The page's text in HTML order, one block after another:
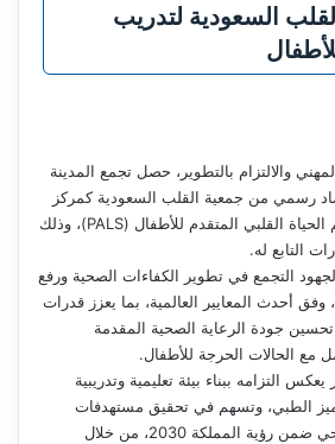
السعودية لتدريب
والالتزام بالتطوير، حصل تجمع المدينة
رسمي من جمعية القلب السعودية كمركز
معتمد لتدريب برنامج دعم الحياة القلبي المتقدم للأطفال (PALS)، وذلك
التابع له.
لجهود التجمع في تطوير الكفاءات الصحية ورفع
أحدث المعايير العالمية، بما يعزز قدرات
جودة الرعاية الصحية المقدمة
مع الحالات الحرجة للأطفال.
التزامه ببناء بيئة تعليمية وتدريبية
الطبي، وتسهم في تحقيق مستهدفات
برنامج تحول القطاع الصحي ضمن رؤية المملكة 2030، من خلال